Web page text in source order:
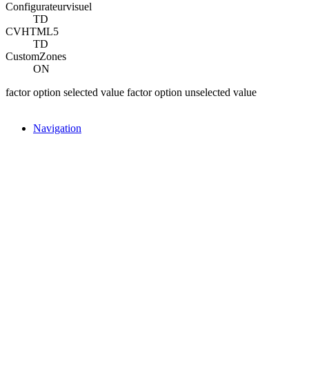
Configurateurvisuel
TD
CVHTML5
TD
CustomZones
ON
factor option selected value factor option unselected value
Navigation